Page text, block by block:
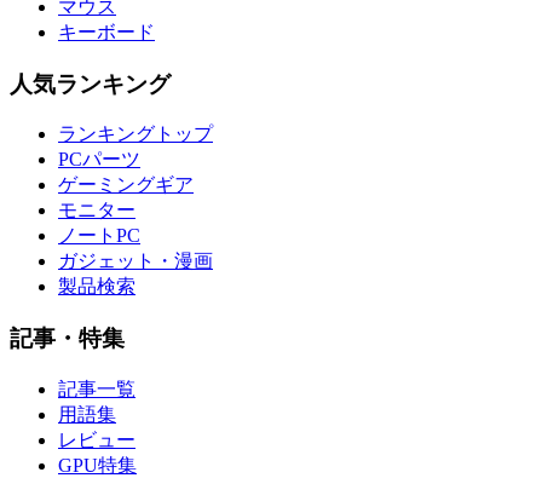
マウス
キーボード
人気ランキング
ランキングトップ
PCパーツ
ゲーミングギア
モニター
ノートPC
ガジェット・漫画
製品検索
記事・特集
記事一覧
用語集
レビュー
GPU特集